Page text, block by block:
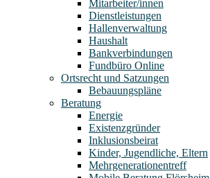
Mitarbeiter/innen
Dienstleistungen
Hallenverwaltung
Haushalt
Bankverbindungen
Fundbüro Online
Ortsrecht und Satzungen
Bebauungspläne
Beratung
Energie
Existenzgründer
Inklusionsbeirat
Kinder, Jugendliche, Eltern
Mehrgenerationentreff